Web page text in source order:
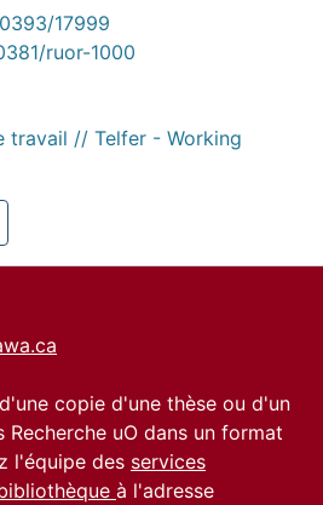
17999
ruor-1000
travail // Telfer - Working
copie d'une thèse ou d'un
uO dans un format
l'équipe des services
à l'adresse